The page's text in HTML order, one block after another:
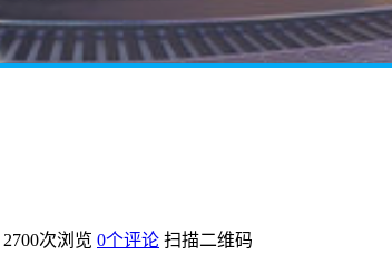
2700次浏览 0个评论 扫描二维码